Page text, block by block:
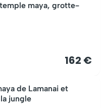
maya, grotte-
162 €
de Lamanai et
jungle